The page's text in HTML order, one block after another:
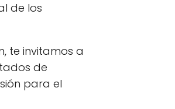
de los
te invitamos a
de
para el